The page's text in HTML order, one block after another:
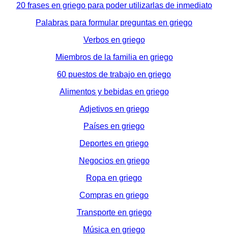
20 frases en griego para poder utilizarlas de inmediato
Palabras para formular preguntas en griego
Verbos en griego
Miembros de la familia en griego
60 puestos de trabajo en griego
Alimentos y bebidas en griego
Adjetivos en griego
Países en griego
Deportes en griego
Negocios en griego
Ropa en griego
Compras en griego
Transporte en griego
Música en griego